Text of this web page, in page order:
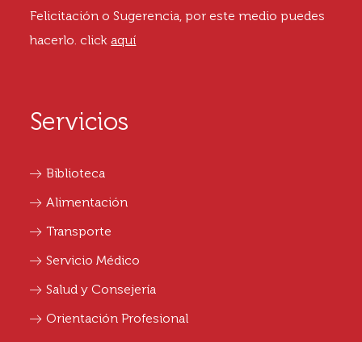
Felicitación o Sugerencia, por este medio puedes
hacerlo. clickaquí
Servicios
Biblioteca
Alimentación
Transporte
Servicio Médico
Salud y Consejería
Orientación Profesional